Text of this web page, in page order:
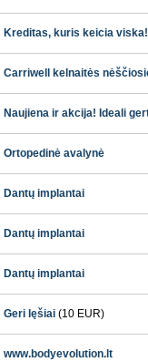
Kreditas, kuris keicia viska!
Carriwell kelnaitės
Naujiena ir akcija! Ideali
Ortopedinė avalynė
Dantų implantai
Dantų implantai
Dantų implantai
Geri lęšiai (10 EUR)
www.bodyevolution.lt